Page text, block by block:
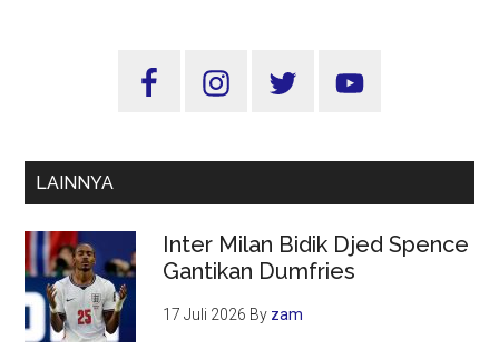
untuk
Dunia
Sidebar
LAINNYA
Inter Milan Bidik Djed Spence
Gantikan Dumfries
17 Juli 2026 By zam